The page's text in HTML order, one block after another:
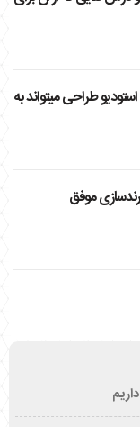
طراحی میتواند به
موفق